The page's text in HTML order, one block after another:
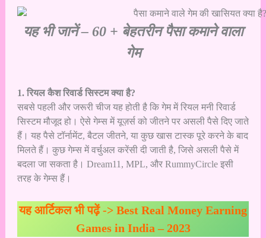
यह भी जानें – 60 + बेहतरीन पैसा कमाने वाला
गेम
1. रियल कैश रिवार्ड सिस्टम क्या है?
सबसे पहली और जरूरी चीज यह होती है कि गेम में रियल मनी रिवार्ड
सिस्टम मौजूद हो। ऐसे गेम्स में यूज़र्स को जीतने पर असली पैसे दिए जाते
हैं। यह पैसे टॉर्नामेंट, बैटल जीतने, या कुछ खास टास्क पूरे करने के बाद
मिलते हैं। कुछ गेम्स में वर्चुअल करेंसी दी जाती है, जिसे असली पैसे में
बदला जा सकता है। Dream11, MPL, और RummyCircle इसी
तरह के गेम्स हैं।
यह आर्टिकल भी पढ़ें -> Best Real Money Earning
Games in India – 2023